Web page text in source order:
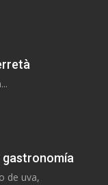
gastronomía
de uva,